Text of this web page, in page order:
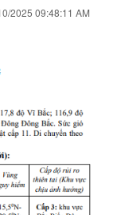
2025 09:48:11 AM